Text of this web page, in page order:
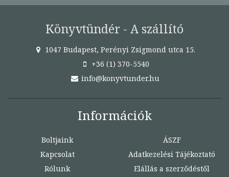
Könyvtündér - A szállító
1047 Budapest, Perényi Zsigmond utca 15.
+36 (1) 370-5540
info@konyvtunder.hu
Információk
Boltjaink
Kapcsolat
Rólunk
ÁSZF
Adatkezelési Tájékoztató
Elállás a szerződéstől